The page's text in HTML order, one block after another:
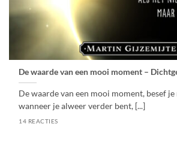
De waarde van een mooi moment –
De waarde van een mooi moment, besef je
wanneer je alweer verder bent, [...]
14 REACTIES